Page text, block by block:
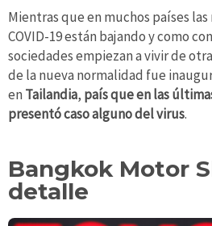
Mientras que en muchos países
COVID-19 están bajando y como
sociedades empiezan a vivir de
de la nueva normalidad fue
en Tailandia, país que en las
presentó caso alguno del virus.
Bangkok Motor
detalle